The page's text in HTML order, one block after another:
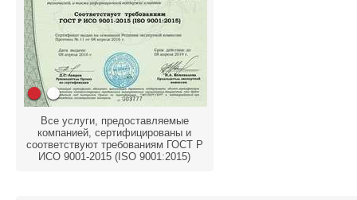
Все услуги, предоставляемые
компанией, сертифицированы и
соответствуют требованиям ГОСТ Р
ИСО 9001-2015 (ISO 9001:2015)